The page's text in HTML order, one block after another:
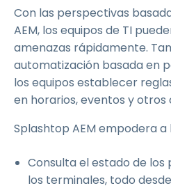
Con las perspectivas
AEM, los equipos de TI
amenazas rápidamente.
automatización basada en
los equipos establecer
en horarios, eventos y
Splashtop AEM empodera a
Consulta el estado de los
los terminales, todo